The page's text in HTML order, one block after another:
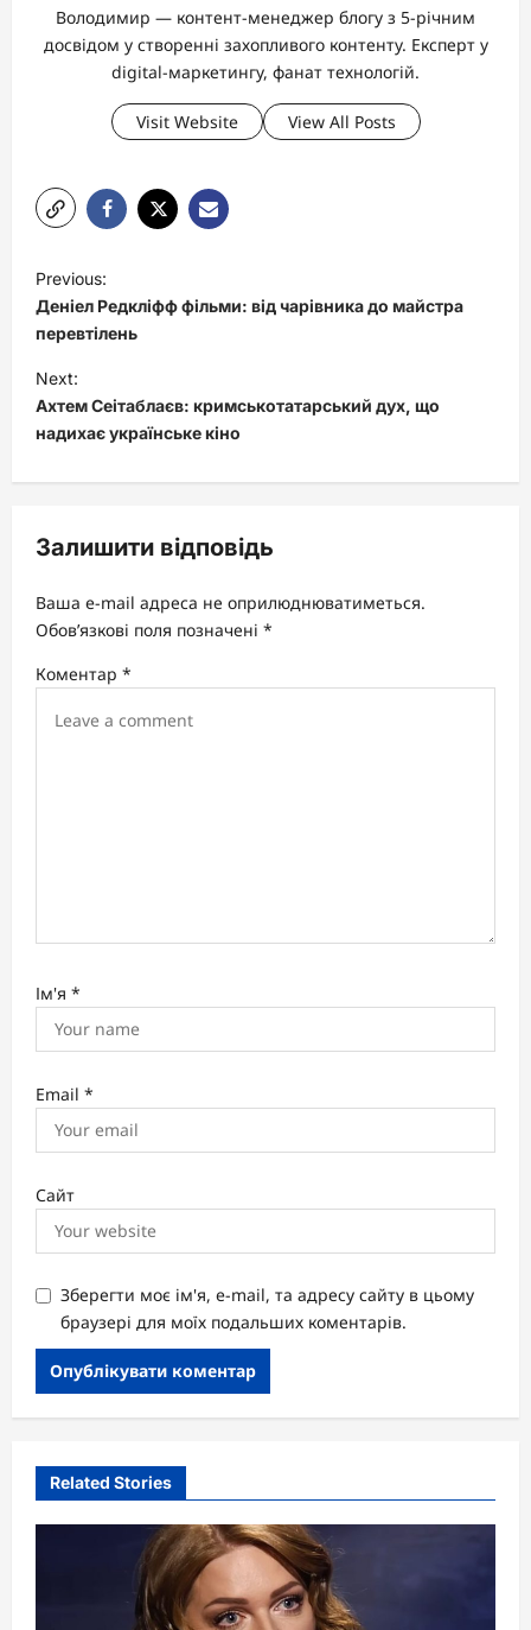
Володимир — контент-менеджер блогу з 5-річним
досвідом у створенні захопливого контенту. Експерт у
digital-маркетингу, фанат технологій.
Visit Website View All Posts
o
s
t
n
a
v
g
a
t
i
Previous:
Деніел Редкліфф фільми: від чарівника до майстра
перевтілень
Next:
Ахтем Сеітаблаєв: кримськотатарський дух, що
надихає українське кіно
Залишити відповідь
Ваша e-mail адреса не оприлюднюватиметься.
Обов’язкові поля позначені *
Коментар *
Ім'я *
Email *
Сайт
Зберегти моє ім'я, e-mail, та адресу сайту в цьому
браузері для моїх подальших коментарів.
Related Stories